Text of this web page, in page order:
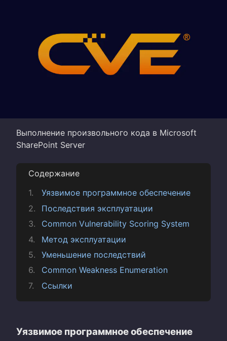
Выполнение произвольного кода в Microsoft
SharePoint Server
Содержание
Уязвимое программное обеспечение
Последствия эксплуатации
Common Vulnerability Scoring System
Метод эксплуатации
Уменьшение последствий
Common Weakness Enumeration
Ссылки
Уязвимое программное обеспечение